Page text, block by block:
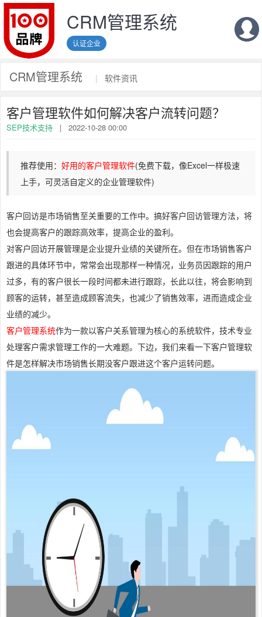
CRM管理系统
认证企业
CRM管理系统 | 软件资讯
客户管理软件如何解决客户流转问题？
SEP技术支持 | 2022-10-28 00:00
推荐使用： 好用的客户管理软件(免费下载，像Excel一样极速
上手，可灵活自定义的企业管理软件)
客户回访是市场销售至关重要的工作中。搞好客户回访管理方法，将
也会提高客户的跟踪高效率，提高企业的盈利。
对客户回访开展管理是企业提升业绩的关键所在。但在市场销售客户
跟进的具体环节中，常常会出现那样一种情况，业务员因跟踪的用户
过多，有的客户很长一段时间都未进行跟踪，长此以往，将会影响到
顾客的运转，甚至造成顾客流失，也减少了销售效率，进而造成企业
业绩的减少。
客户管理系统作为一款以客户关系管理为核心的系统软件，技术专业
处理客户需求管理工作的一大难题。下边，我们来看一下客户管理软
件是怎样解决市场销售长期没客户跟进这个客户运转问题。